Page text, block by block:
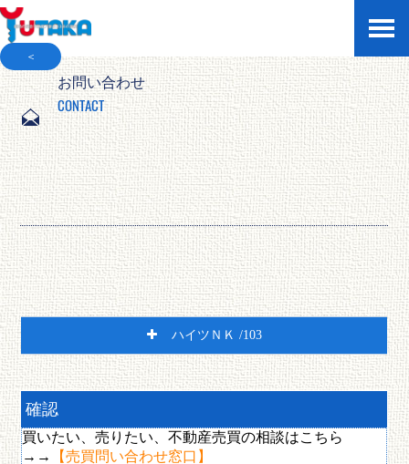
＜
お問い合わせ
CONTACT
ハイツＮＫ /103
アパート
釧路市新富士町３丁目3-22
48,000円
確認
買いたい、売りたい、不動産売買の相談はこちら
→→
【売買問い合わせ窓口】